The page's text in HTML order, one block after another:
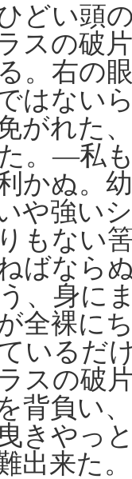
どい頭
スの破
。右の
はない
がれた
。―私
かぬ。
や強い
もない
ばなら
、身に
全裸に
いるだ
スの破
背負い
きやっ
出来た。